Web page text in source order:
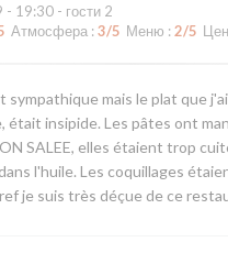
- 19:30 - гости 2
Атмосфера : 3/5 Меню : 2/5
sympathique mais le plat que
était insipide. Les pâtes ont
SALEE, elles étaient trop
l'huile. Les coquillages
je suis très déçue de ce